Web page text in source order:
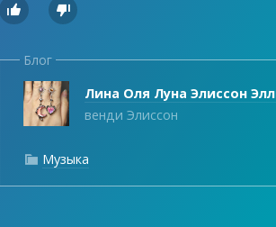
 
Блог
Лина Оля Луна Элиссон
венди Элиссон
 Музыка